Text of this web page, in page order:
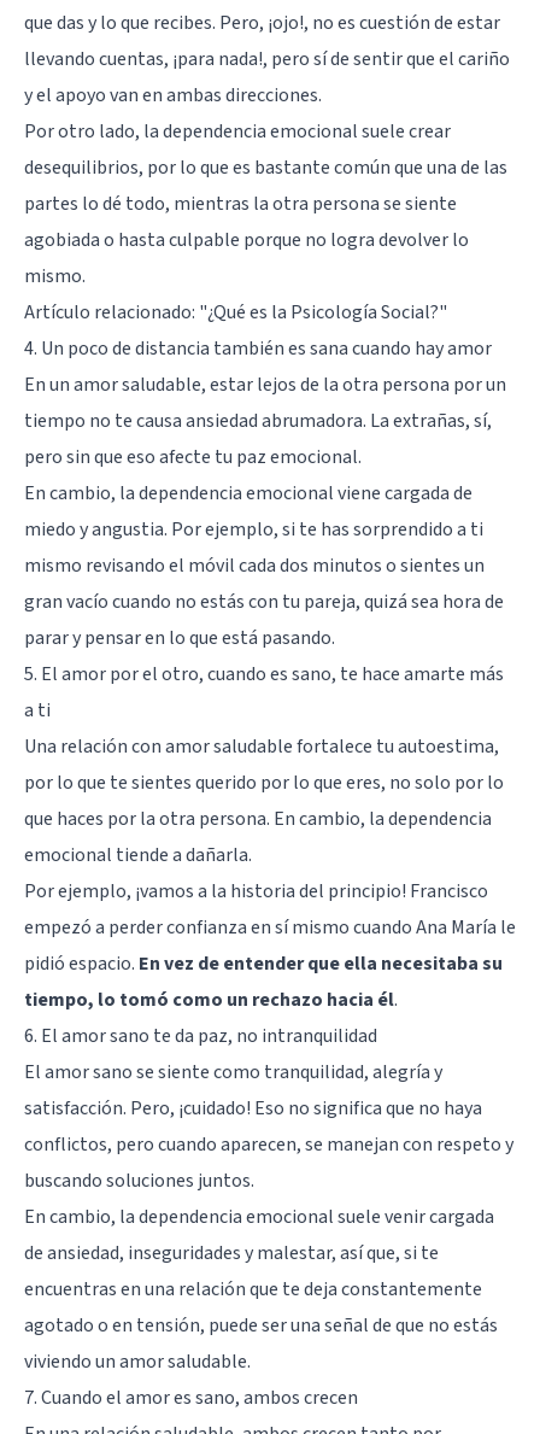
que das y lo que recibes. Pero, ¡ojo!, no es cuestión de estar
llevando cuentas, ¡para nada!, pero sí de sentir que el cariño
y el apoyo van en ambas direcciones.
Por otro lado, la dependencia emocional suele crear
desequilibrios, por lo que es bastante común que una de las
partes lo dé todo, mientras la otra persona se siente
agobiada o hasta culpable porque no logra devolver lo
mismo.
Artículo relacionado: "¿Qué es la Psicología Social?"
4. Un poco de distancia también es sana cuando hay amor
En un amor saludable, estar lejos de la otra persona por un
tiempo no te causa ansiedad abrumadora. La extrañas, sí,
pero sin que eso afecte tu paz emocional.
En cambio, la dependencia emocional viene cargada de
miedo y angustia. Por ejemplo, si te has sorprendido a ti
mismo revisando el móvil cada dos minutos o sientes un
gran vacío cuando no estás con tu pareja, quizá sea hora de
parar y pensar en lo que está pasando.
5. El amor por el otro, cuando es sano, te hace amarte más
a ti
Una relación con amor saludable fortalece tu autoestima,
por lo que te sientes querido por lo que eres, no solo por lo
que haces por la otra persona. En cambio, la dependencia
emocional tiende a dañarla.
Por ejemplo, ¡vamos a la historia del principio! Francisco
empezó a perder confianza en sí mismo cuando Ana María le
pidió espacio. En vez de entender que ella necesitaba su
tiempo, lo tomó como un rechazo hacia él.
6. El amor sano te da paz, no intranquilidad
El amor sano se siente como tranquilidad, alegría y
satisfacción. Pero, ¡cuidado! Eso no significa que no haya
conflictos, pero cuando aparecen, se manejan con respeto y
buscando soluciones juntos.
En cambio, la dependencia emocional suele venir cargada
de ansiedad, inseguridades y malestar, así que, si te
encuentras en una relación que te deja constantemente
agotado o en tensión, puede ser una señal de que no estás
viviendo un amor saludable.
7. Cuando el amor es sano, ambos crecen